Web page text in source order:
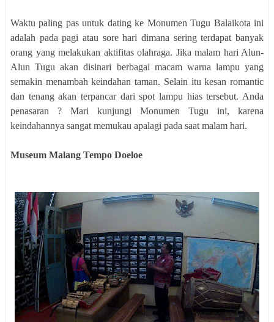
Waktu paling pas untuk dating ke Monumen Tugu Balaikota ini
adalah pada pagi atau sore hari dimana sering terdapat banyak
orang yang melakukan aktifitas olahraga. Jika malam hari Alun-
Alun Tugu akan disinari berbagai macam warna lampu yang
semakin menambah keindahan taman. Selain itu kesan romantic
dan tenang akan terpancar dari spot lampu hias tersebut. Anda
penasaran ? Mari kunjungi Monumen Tugu ini, karena
keindahannya sangat memukau apalagi pada saat malam hari.
Museum Malang Tempo Doeloe